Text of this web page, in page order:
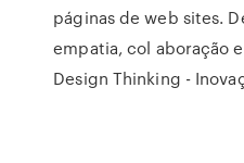
páginas de web sites.
empatia, col aboração
Design Thinking -